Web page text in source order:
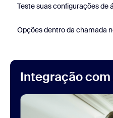
Teste suas configurações de
Opções dentro da chamada
Integração com